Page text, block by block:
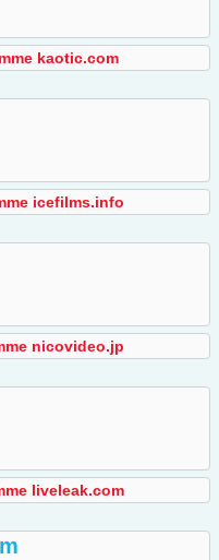
kaotic.com
icefilms.info
nicovideo.jp
liveleak.com